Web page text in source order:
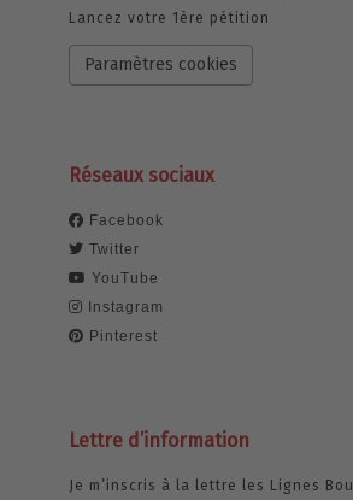
Lancez votre 1ère pétition
Paramètres cookies
Réseaux sociaux
Facebook
Twitter
YouTube
Instagram
Pinterest
Lettre d’information
Je m’inscris à la lettre les Lignes